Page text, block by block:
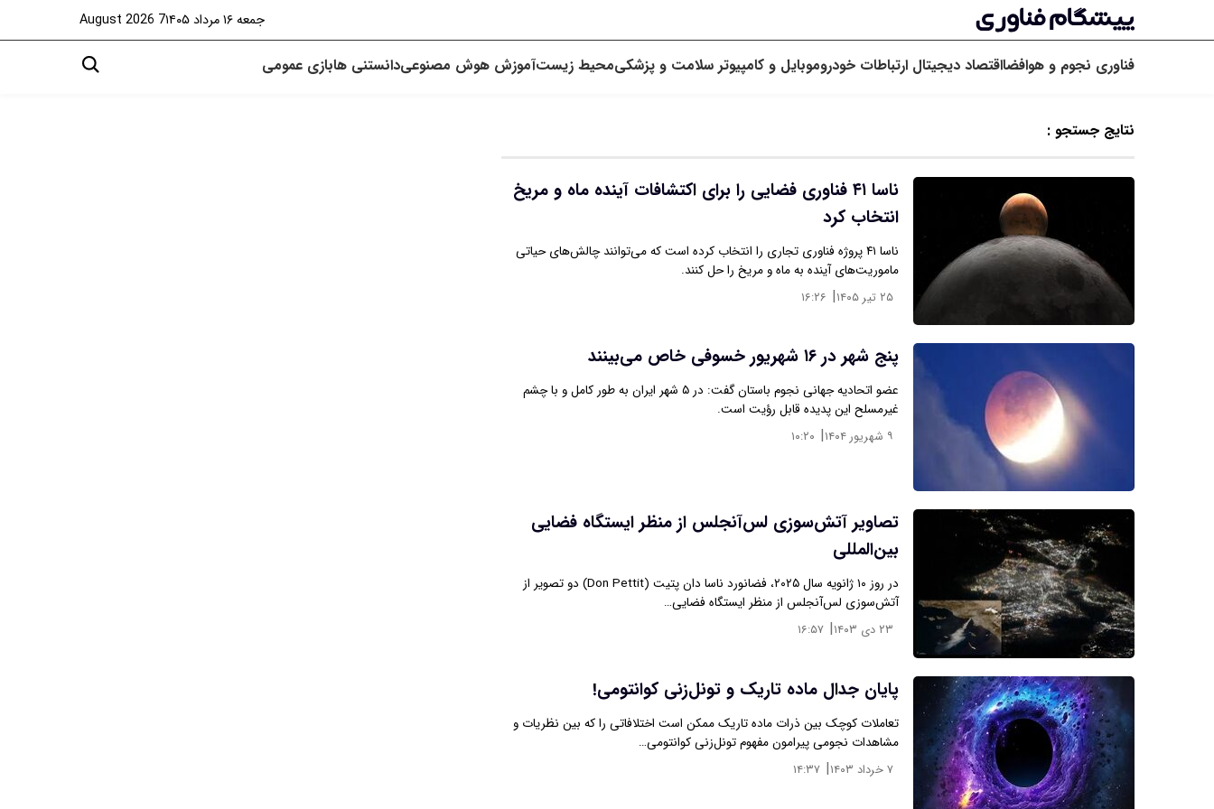
جمعه ۱۶ مرداد ۱۴۰۵ 7 August 2026
فناوری نجوم و هوافضااقتصاد دیجیتال ارتباطات خودروموبایل و کامپیوتر سلامت و پزشکیمحیط زیستآموزش هوش مصنوعیدانستنی هابازی عمومی
نتایج جستجو :
ناسا ۴۱ فناوری فضایی را برای اکتشافات آینده ماه و مریخ
انتخاب کرد
ناسا ۴۱ پروژه فناوری تجاری را انتخاب کرده است که می‌توانند چالش‌های حیاتی
ماموریت‌های آینده به ماه و مریخ را حل کنند.
۲۵ تیر ۱۴۰۵ | ۱۶:۲۶
پنج شهر در ۱۶ شهریور خسوفی خاص می‌بینند
عضو اتحادیه جهانی نجوم باستان گفت: در ۵ شهر ایران به طور کامل و با چشم
غیرمسلح این پدیده قابل رؤیت است.
۹ شهریور ۱۴۰۴ | ۱۰:۲۰
تصاویر آتش‌سوزی لس‌آنجلس از منظر ایستگاه فضایی
بین‌المللی
در روز ۱۰ ژانویه سال ۲۰۲۵، فضانورد ناسا دان پتیت (Don Pettit) دو تصویر از
آتش‌سوزی لس‌آنجلس از منظر ایستگاه فضایی…
۲۳ دی ۱۴۰۳ | ۱۶:۵۷
پایان جدال ماده تاریک و تونل‌زنی کوانتومی!
تعاملات کوچک بین ذرات ماده تاریک ممکن است اختلافاتی را که بین نظریات و
مشاهدات نجومی پیرامون مفهوم تونل‌زنی کوانتومی…
۷ خرداد ۱۴۰۳ | ۱۴:۳۷